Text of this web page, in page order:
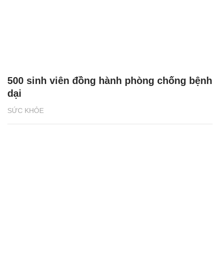
SỨC KHỎE
500 sinh viên đồng hành phòng chống bệnh
dại